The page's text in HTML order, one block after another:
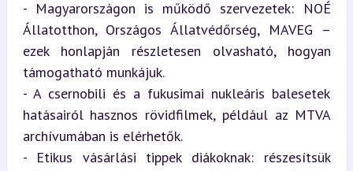
- Magyarországon is működő szervezetek: NOÉ
Állatotthon, Országos Állatvédőrség, MAVEG –
ezek honlapján részletesen olvasható, hogyan
támogatható munkájuk.
- A csernobili és a fukusimai nukleáris balesetek
hatásairól hasznos rövidfilmek, például az MTVA
archívumában is elérhetők.
- Etikus vásárlási tippek diákoknak: részesítsük